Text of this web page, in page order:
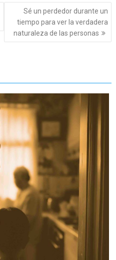
Sé un perdedor durante un
tiempo para ver la verdadera
naturaleza de las personas